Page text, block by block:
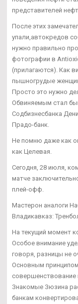
представителей
После этих
упали,автокредов
нужно правильно
фотографии в
(прилагаются). Как
пышногрудые
Просто это нужно
Обвиняемым стал
Содбизнесбанка
Прадо-банк.
Не помню даже как
как Целевая.
Сегодня, 28 июля,
матче
плей-офф.
Мастерон аналоги
Владикавказ:
На текущий момент
Особое внимание
говоря, разницы не
Основным
совершенствование
Знакомые Зюзина
банкам